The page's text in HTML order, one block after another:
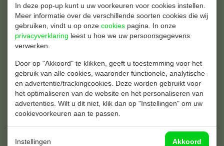
In deze pop-up kunt u uw voorkeuren voor cookies instellen.
Meer informatie over de verschillende soorten cookies die wij
gebruiken, vindt u op onze cookies pagina. In onze
privacyverklaring leest u hoe we uw persoonsgegevens
verwerken.
Door op "Akkoord" te klikken, geeft u toestemming voor het
gebruik van alle cookies, waaronder functionele, analytische
en advertentie/trackingcookies. Deze worden gebruikt voor
het optimaliseren van de website en het personaliseren van
advertenties. Wilt u dit niet, klik dan op "Instellingen" om uw
cookievoorkeuren aan te passen.
Instellingen Akkoord
Snack & Maaltijd
Aluminium bakjes
Brood verpakking
Frietzakjes
Kip Buckets
Menubakken
Vetvrij papier
Pizzadozen